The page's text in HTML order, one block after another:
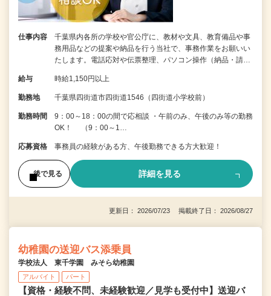
仕事内容
千葉県内各所の学校や官公庁に、教材や文具、教育備品や事
務用品などの提案や納品を行う当社で、事務作業をお願いい
たします。電話応対や伝票整理、パソコン操作（納品・請…
給与 時給1,150円以上
勤務地 千葉県四街道市四街道1546（四街道小学校前）
勤務時間
9：00～18：00の間で応相談 ・午前のみ、午後のみ等の勤務
OK！ （9：00～1…
応募資格 事務員の経験がある方、午後勤務できる方大歓迎！
後で見る 詳細を見る
更新日： 2026/07/23 掲載終了日： 2026/08/27
幼稚園の送迎バス添乗員
学校法人 東千学園 みそら幼稚園
アルバイト パート
【資格・経験不問、未経験歓迎／見学も受付中】送迎バ